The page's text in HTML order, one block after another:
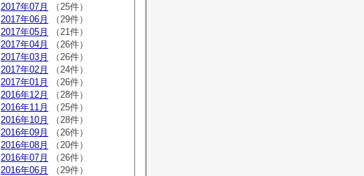
2017年07月
（25件）
2017年06月
（29件）
2017年05月
（21件）
2017年04月
（26件）
2017年03月
（26件）
2017年02月
（24件）
2017年01月
（26件）
2016年12月
（28件）
2016年11月
（25件）
2016年10月
（28件）
2016年09月
（26件）
2016年08月
（20件）
2016年07月
（26件）
2016年06月
（29件）